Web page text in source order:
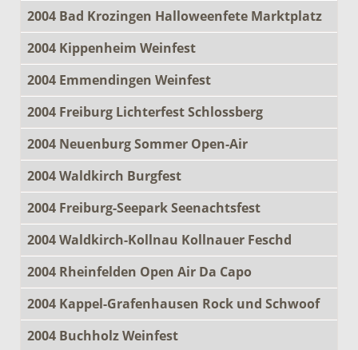
2004 Bad Krozingen Halloweenfete Marktplatz
2004 Kippenheim Weinfest
2004 Emmendingen Weinfest
2004 Freiburg Lichterfest Schlossberg
2004 Neuenburg Sommer Open-Air
2004 Waldkirch Burgfest
2004 Freiburg-Seepark Seenachtsfest
2004 Waldkirch-Kollnau Kollnauer Feschd
2004 Rheinfelden Open Air Da Capo
2004 Kappel-Grafenhausen Rock und Schwoof
2004 Buchholz Weinfest